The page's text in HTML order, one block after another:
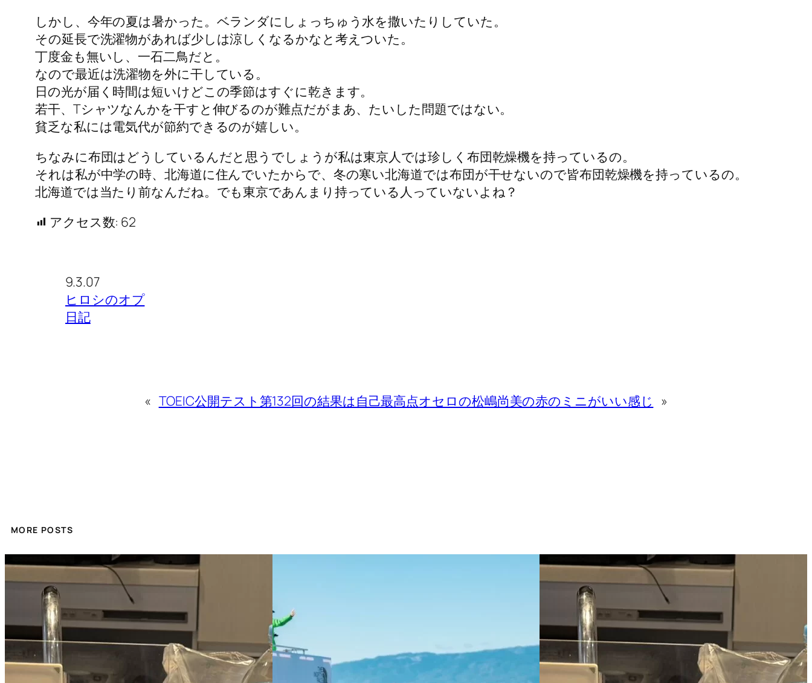
しかし、今年の夏は暑かった。ベランダにしょっちゅう水を撒いたりしていた。
その延長で洗濯物があれば少しは涼しくなるかなと考えついた。
丁度金も無いし、一石二鳥だと。
なので最近は洗濯物を外に干している。
日の光が届く時間は短いけどこの季節はすぐに乾きます。
若干、Tシャツなんかを干すと伸びるのが難点だがまあ、たいした問題ではない。
貧乏な私には電気代が節約できるのが嬉しい。
ちなみに布団はどうしているんだと思うでしょうが私は東京人では珍しく布団乾燥機を持っているの。
それは私が中学の時、北海道に住んでいたからで、冬の寒い北海道では布団が干せないので皆布団乾燥機を持っているの。
北海道では当たり前なんだね。でも東京であんまり持っている人っていないよね？
アクセス数: 62
9.3.07
ヒロシのオプ
日記
« TOEIC公開テスト第132回の結果は自己最高点オセロの松嶋尚美の赤のミニがいい感じ »
MORE POSTS